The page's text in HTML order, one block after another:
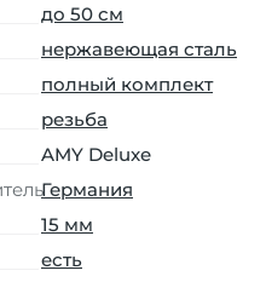
до 50 см
нержавеющая сталь
полный комплект
резьба
AMY Deluxe
Германия
15 мм
есть